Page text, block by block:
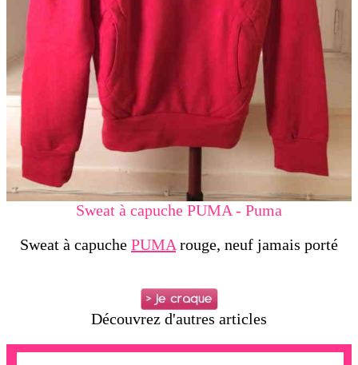
Sweat à capuche PUMA - Puma
Sweat à capuche PUMA rouge, neuf jamais porté
Découvrez d'autres articles